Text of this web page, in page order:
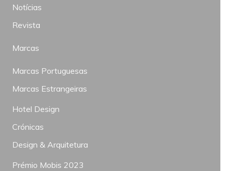
Notícias
Revista
Marcas
Marcas Portuguesas
Marcas Estrangeiras
Hotel Design
Crónicas
Design & Arquitetura
Prémio Mobis 2023